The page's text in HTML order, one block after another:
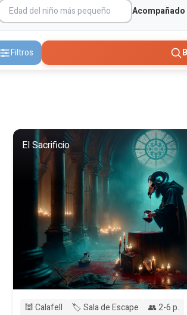
Filtros
El Sacrificio
🕍 Calafell 🏷️ Sala de Escape
👥 2-6 p.